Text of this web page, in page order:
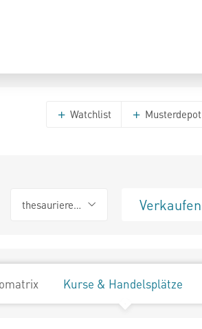
Watchlist Musterdepot
thesaurierend Verkaufen
Kurse & Handelsplätze